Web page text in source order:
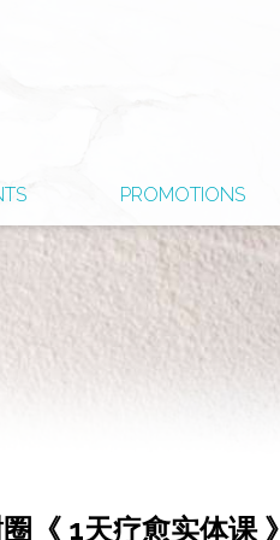
PROMOTIONS
《 1天疗愈实体课 》